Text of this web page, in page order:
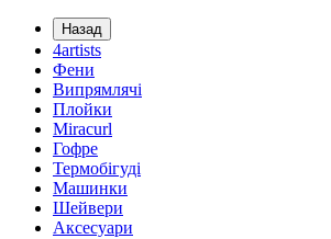
Назад
4artists
Фени
Випрямлячі
Плойки
Miracurl
Гофре
Термобігуді
Машинки
Шейвери
Аксесуари